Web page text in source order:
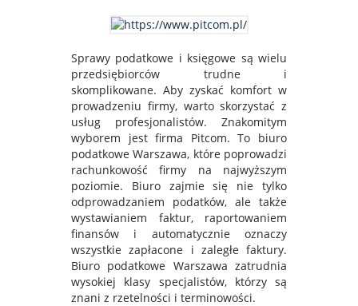
Sprawy podatkowe i księgowe są wielu
przedsiębiorców trudne i
skomplikowane. Aby zyskać komfort w
prowadzeniu firmy, warto skorzystać z
usług profesjonalistów. Znakomitym
wyborem jest firma Pitcom. To biuro
podatkowe Warszawa, które poprowadzi
rachunkowość firmy na najwyższym
poziomie. Biuro zajmie się nie tylko
odprowadzaniem podatków, ale także
wystawianiem faktur, raportowaniem
finansów i automatycznie oznaczy
wszystkie zapłacone i zaległe faktury.
Biuro podatkowe Warszawa zatrudnia
wysokiej klasy specjalistów, którzy są
znani z rzetelności i terminowości.